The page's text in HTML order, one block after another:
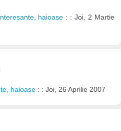
haioase : : Joi, 2 Martie
haioase : : Joi, 26 Aprilie 2007